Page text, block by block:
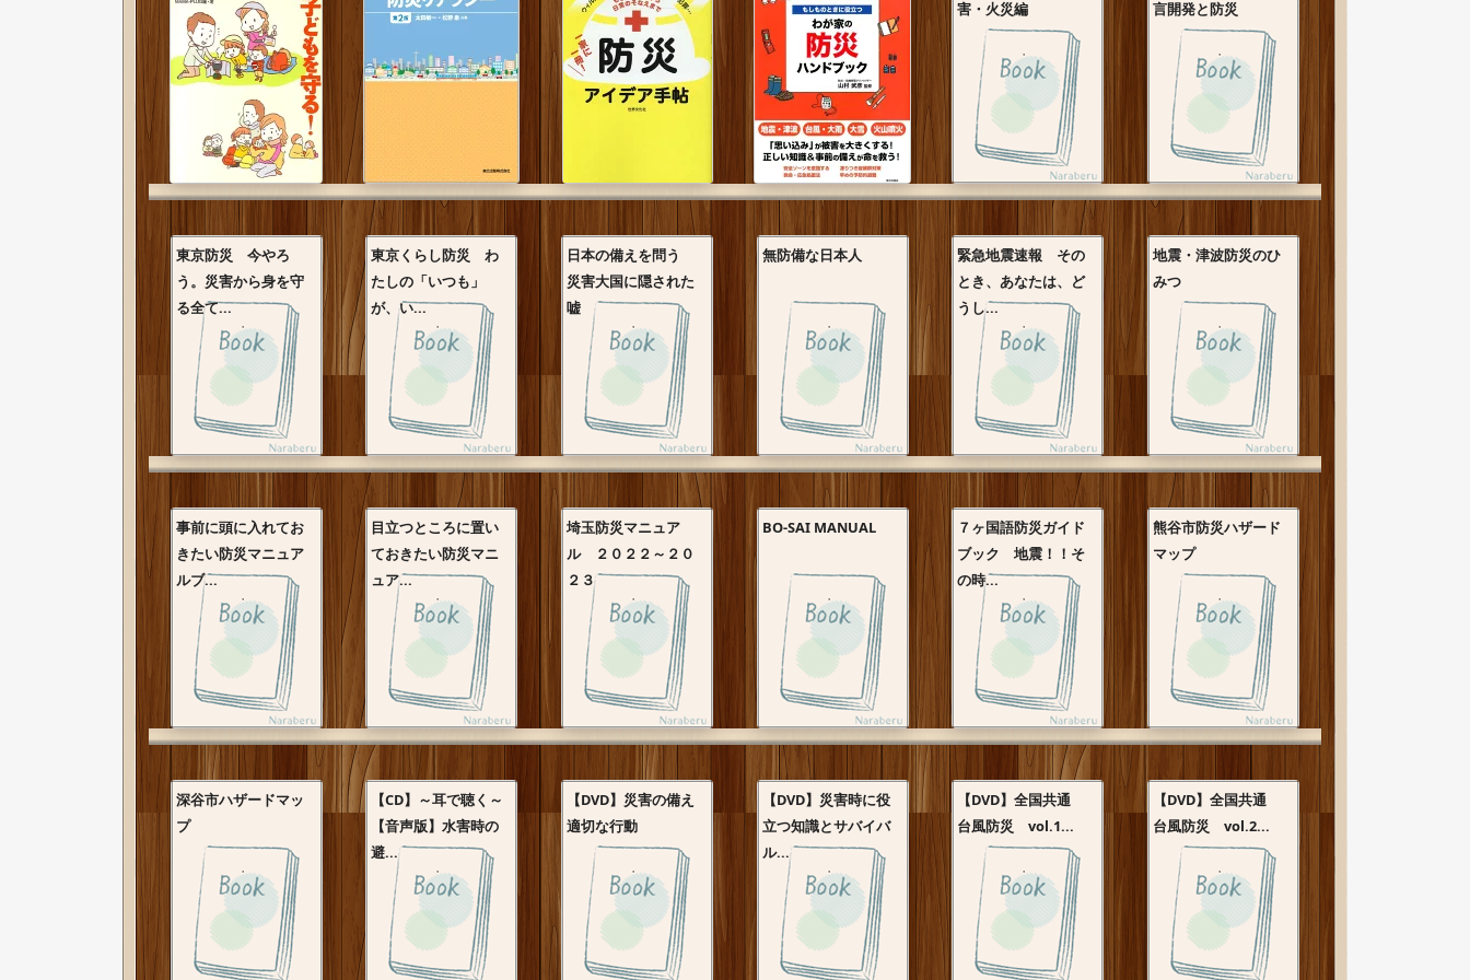
害・火災編 言開発と防災
東京防災 今やろ
う。災害から身を守
る全て...
東京くらし防災 わ
たしの「いつも」
が、い...
日本の備えを問う
災害大国に隠された
嘘
無防備な日本人
緊急地震速報 その
とき、あなたは、ど
うし...
地震・津波防災のひ
みつ
事前に頭に入れてお
きたい防災マニュア
ルブ...
目立つところに置い
ておきたい防災マニ
ュア...
埼玉防災マニュア
ル ２０２２～２０
２３
BO-SAI MANUAL
７ヶ国語防災ガイド
ブック 地震！！そ
の時...
熊谷市防災ハザード
マップ
深谷市ハザードマッ
プ
【CD】～耳で聴く～
【音声版】水害時の
避...
【DVD】災害の備え
適切な行動
【DVD】災害時に役
立つ知識とサバイバ
ル...
【DVD】全国共通
台風防災 vol.1...
【DVD】全国共通
台風防災 vol.2...